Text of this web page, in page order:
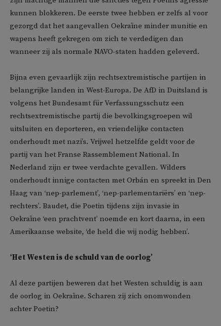
kunnen blokkeren. De eerste twee hebben er zelfs al voor
gezorgd dat het aangevallen Oekraïne minder munitie en
wapens heeft gekregen om zich te verdedigen dan
wanneer zij als normale NAVO-staten hadden geleverd.
Bijna even gevaarlijk zijn rechtsextremistische partijen in
belangrijke landen in West-Europa. De AfD in Duitsland is
volgens het Bundesamt für Verfassungsschutz een
rechtsextremistische partij die bevolkingsgroepen wil
uitsluiten en deporteren, en vriendelijke contacten
onderhoudt met nazi’s. Vrijwel hetzelfde geldt voor de
partij van het Franse Rassemblement National. In
Nederland zijn er twee verdachte gevallen. Wilders
onderhoudt innige contacten met Orbán en spreekt in Den
Haag van ‘nep-parlement’, ‘nep-parlementariërs’ en ‘nep-
rechters’. Baudet, die Poetin tijdens zijn invasie in
Oekraïne ‘een prachtvent’ noemde en kort daarna, in een
Amerikaanse website, ‘de held die wij nodig hebben’.
‘Het Westen is de schuld van de oorlog’
Al deze partijen beweren dat het Westen schuldig is aan
de oorlog in Oekraïne. Scharen zij zich onomwonden
achter Poetin?